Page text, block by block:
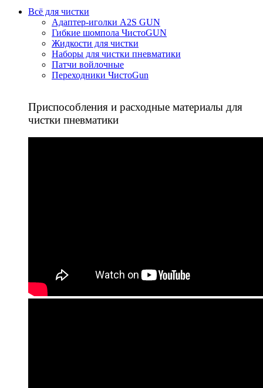
Всё для чистки
Адаптер-иголки A2S GUN
Гибкие шомпола ЧистоGUN
Жидкости для чистки
Наборы для чистки пневматики
Патчи войлочные
Переходники ЧистоGun
Приспособления и расходные материалы для
чистки пневматики